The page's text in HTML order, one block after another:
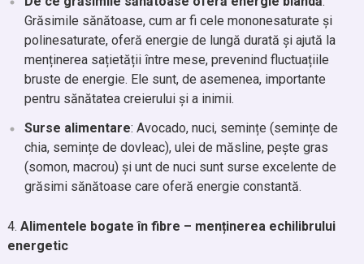
Grăsimile sănătoase, cum ar fi cele mononesaturate și
polinesaturate, oferă energie de lungă durată și ajută la
menținerea sațietății între mese, prevenind fluctuațiile
bruste de energie. Ele sunt, de asemenea, importante
pentru sănătatea creierului și a inimii.
Surse alimentare: Avocado, nuci, semințe (semințe de
chia, semințe de dovleac), ulei de măsline, pește gras
(somon, macrou) și unt de nuci sunt surse excelente de
grăsimi sănătoase care oferă energie constantă.
Alimentele bogate în fibre – menținerea echilibrului
energetic